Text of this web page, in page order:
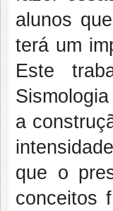
alunos
terá um
Este
a
que o
conceitos